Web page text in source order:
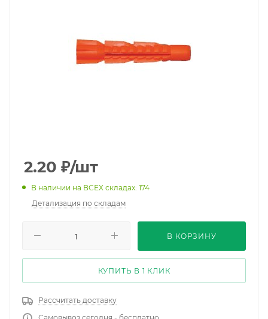
2.20 ₽/шт
В наличии на ВСЕХ складах: 174
Детализация по складам
В КОРЗИНУ
КУПИТЬ В 1 КЛИК
Рассчитать доставку